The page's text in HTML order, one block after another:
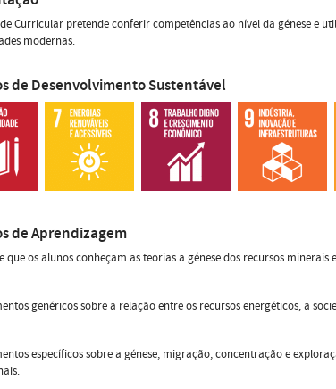
Curricular pretende conferir competências ao nível da génese e
modernas.
de Desenvolvimento Sustentável
de Aprendizagem
que os alunos conheçam as teorias a génese dos recursos
genéricos sobre a relação entre os recursos energéticos, a
específicos sobre a génese, migração, concentração e